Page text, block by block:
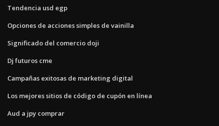
Tendencia usd egp
Opciones de acciones simples de vainilla
Significado del comercio doji
Dj futuros cme
Campañas exitosas de marketing digital
Los mejores sitios de código de cupón en línea
Aud a jpy comprar